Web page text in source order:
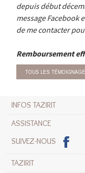
depuis début
message Facebook
de me contacter
Remboursement
TOUS LES
INFOS TAZIRIT
ASSISTANCE
SUIVEZ-NOUS
TAZIRIT